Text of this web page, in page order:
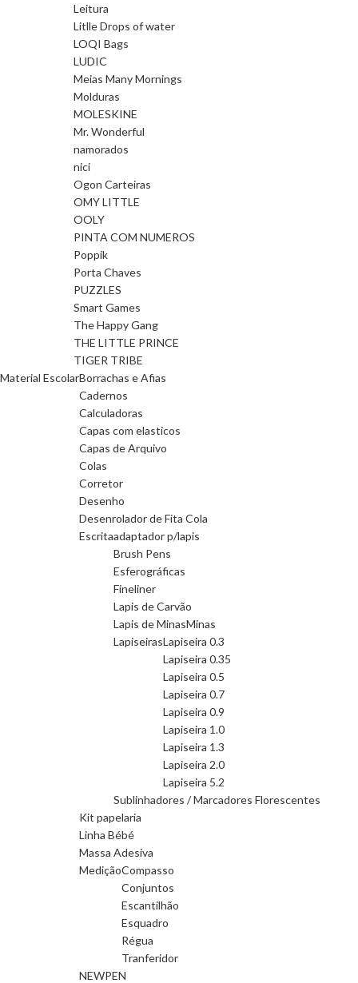
Leitura
Litlle Drops of water
LOQI Bags
LUDIC
Meias Many Mornings
Molduras
MOLESKINE
Mr. Wonderful
namorados
nici
Ogon Carteiras
OMY LITTLE
OOLY
PINTA COM NUMEROS
Poppik
Porta Chaves
PUZZLES
Smart Games
The Happy Gang
THE LITTLE PRINCE
TIGER TRIBE
Material EscolarBorrachas e Afias
Cadernos
Calculadoras
Capas com elasticos
Capas de Arquivo
Colas
Corretor
Desenho
Desenrolador de Fita Cola
Escritaadaptador p/lapis
Brush Pens
Esferográficas
Fineliner
Lapis de Carvão
Lapis de MinasMinas
LapiseirasLapiseira 0.3
Lapiseira 0.35
Lapiseira 0.5
Lapiseira 0.7
Lapiseira 0.9
Lapiseira 1.0
Lapiseira 1.3
Lapiseira 2.0
Lapiseira 5.2
Sublinhadores / Marcadores Florescentes
Kit papelaria
Linha Bébé
Massa Adesiva
MediçãoCompasso
Conjuntos
Escantilhão
Esquadro
Régua
Tranferidor
NEWPEN